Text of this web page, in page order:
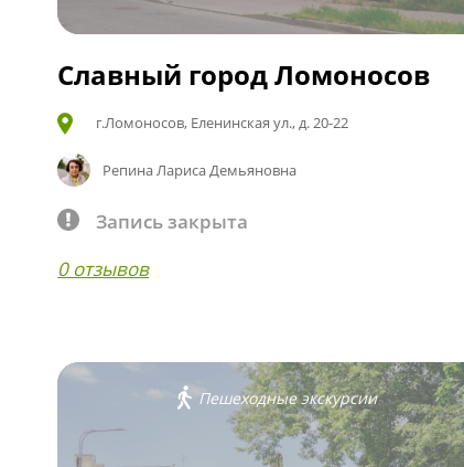
Славный город Ломоносов
г.Ломоносов, Еленинская ул., д. 20-22
Репина Лариса Демьяновна
Запись закрыта
0 отзывов
Пешеходные экскурсии